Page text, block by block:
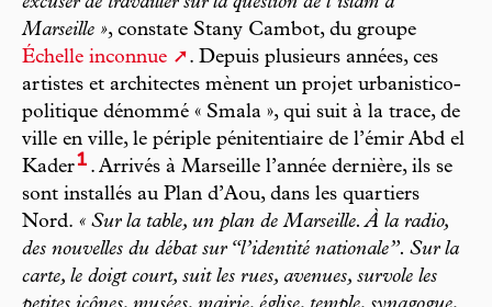
Marseille », constate Stany Cambot, du groupe
Échelle inconnue
. Depuis plusieurs années, ces
artistes et architectes mènent un projet urbanistico-
politique dénommé « Smala », qui suit à la trace, de
ville en ville, le périple pénitentiaire de l’émir Abd el
Kader1 . Arrivés à Marseille l’année dernière, ils se
sont installés au Plan d’Aou, dans les quartiers
Nord. « Sur la table, un plan de Marseille. À la radio,
des nouvelles du débat sur “l’identité nationale”. Sur la
carte, le doigt court, suit les rues, avenues, survole les